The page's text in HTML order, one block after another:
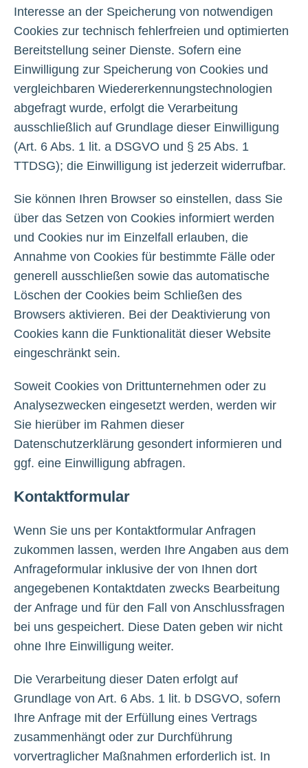
Interesse an der Speicherung von notwendigen
Cookies zur technisch fehlerfreien und optimierten
Bereitstellung seiner Dienste. Sofern eine
Einwilligung zur Speicherung von Cookies und
vergleichbaren Wiedererkennungstechnologien
abgefragt wurde, erfolgt die Verarbeitung
ausschließlich auf Grundlage dieser Einwilligung
(Art. 6 Abs. 1 lit. a DSGVO und § 25 Abs. 1
TTDSG); die Einwilligung ist jederzeit widerrufbar.
Sie können Ihren Browser so einstellen, dass Sie
über das Setzen von Cookies informiert werden
und Cookies nur im Einzelfall erlauben, die
Annahme von Cookies für bestimmte Fälle oder
generell ausschließen sowie das automatische
Löschen der Cookies beim Schließen des
Browsers aktivieren. Bei der Deaktivierung von
Cookies kann die Funktionalität dieser Website
eingeschränkt sein.
Soweit Cookies von Drittunternehmen oder zu
Analysezwecken eingesetzt werden, werden wir
Sie hierüber im Rahmen dieser
Datenschutzerklärung gesondert informieren und
ggf. eine Einwilligung abfragen.
Kontaktformular
Wenn Sie uns per Kontaktformular Anfragen
zukommen lassen, werden Ihre Angaben aus dem
Anfrageformular inklusive der von Ihnen dort
angegebenen Kontaktdaten zwecks Bearbeitung
der Anfrage und für den Fall von Anschlussfragen
bei uns gespeichert. Diese Daten geben wir nicht
ohne Ihre Einwilligung weiter.
Die Verarbeitung dieser Daten erfolgt auf
Grundlage von Art. 6 Abs. 1 lit. b DSGVO, sofern
Ihre Anfrage mit der Erfüllung eines Vertrags
zusammenhängt oder zur Durchführung
vorvertraglicher Maßnahmen erforderlich ist. In